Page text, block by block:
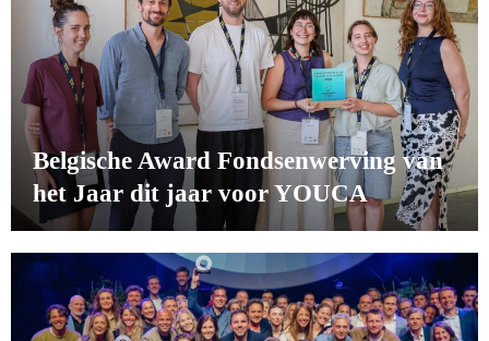
Belgische Award Fondsenwerving van
het Jaar dit jaar voor YOUCA